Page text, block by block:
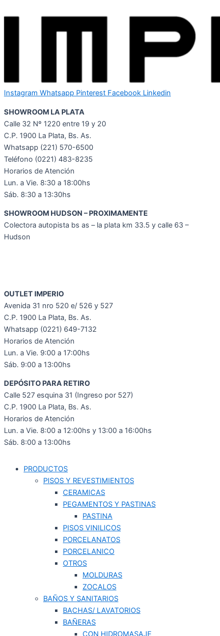
Instagram Whatsapp Pinterest Facebook Linkedin
SHOWROOM LA PLATA
Calle 32 Nº 1220 entre 19 y 20
C.P. 1900 La Plata, Bs. As.
Whatsapp (221) 570-6500
Teléfono (0221) 483-8235
Horarios de Atención
Lun. a Vie. 8:30 a 18:00hs
Sáb. 8:30 a 13:30hs
SHOWROOM HUDSON – PROXIMAMENTE
Colectora autopista bs as – la plata km 33.5 y calle 63 –
Hudson
OUTLET IMPERIO
Avenida 31 nro 520 e/ 526 y 527
C.P. 1900 La Plata, Bs. As.
Whatsapp (0221) 649-7132
Horarios de Atención
Lun. a Vie. 9:00 a 17:00hs
Sáb. 9:00 a 13:00hs
DEPÓSITO PARA RETIRO
Calle 527 esquina 31 (Ingreso por 527)
C.P. 1900 La Plata, Bs. As.
Horarios de Atención
Lun. a Vie. 8:00 a 12:00hs y 13:00 a 16:00hs
Sáb. 8:00 a 13:00hs
PRODUCTOS
PISOS Y REVESTIMIENTOS
CERAMICAS
PEGAMENTOS Y PASTINAS
PASTINA
PISOS VINILICOS
PORCELANATOS
PORCELANICO
OTROS
MOLDURAS
ZOCALOS
BAÑOS Y SANITARIOS
BACHAS/ LAVATORIOS
BAÑERAS
CON HIDROMASAJE